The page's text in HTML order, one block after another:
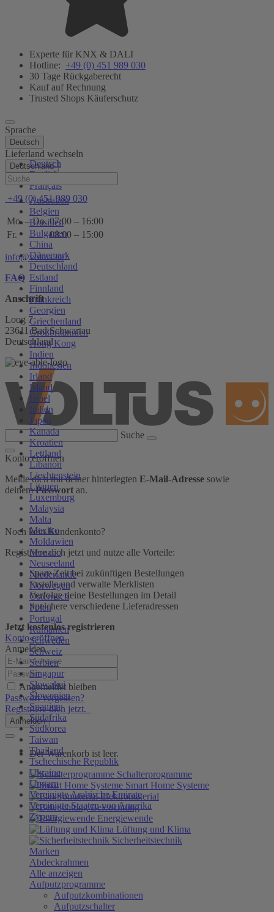
Experte für KNX & DALI
Hotline: +49 (0) 451 989 030
30 Tage Rückgaberecht
Kauf auf Rechnung
Trusted Shops Käuferschutz
Sprache
Deutsch
Deutsch
English
Français
Lieferland wechseln
Deutschland
Australien
Belgien
Brasilien
Bulgarien
China
Dänemark
Deutschland
Estland
Finnland
Frankreich
Georgien
Griechenland
Großbritannien
Hong Kong
Indien
Indonesien
Irland
Island
Israel
Italien
Japan
Kanada
Kroatien
Lettland
Libanon
Liechtenstein
Litauen
Luxemburg
Malaysia
Malta
Mexiko
Moldawien
Monaco
Neuseeland
Niederlande
Norwegen
Österreich
Polen
Portugal
Rumänien
Schweden
Schweiz
Serbien
Singapur
Slowakei
Slowenien
Spanien
Südafrika
Südkorea
Taiwan
Thailand
Tschechische Republik
Ukraine
Ungarn
Vereinigte Arabische Emirate
Vereinigte Staaten von Amerika
Zypern
Hilfe
+49 (0) 451 989 030
Mo. – Do. 07:00 – 16:00
Fr.
08:00 – 15:00
info@voltus.de
FAQ
Anschrift
Loog 7
23611 Bad Schwartau
Deutschland
Suche
Konto eröffnen
Melde dich mit deiner hinterlegten E-Mail-Adresse sowie
deinemPasswort an.
Noch kein Kundenkonto?
Registriere dich jetzt und nutze alle Vorteile:
Spare Zeit bei zukünftigen Bestellungen
Erstelle und verwalte Merklisten
Verfolge deine Bestellungen im Detail
Speichere verschiedene Lieferadressen
Jetzt kostenlos registrieren
Konto eröffnen
Anmelden
Angemeldet bleiben
Passwort vergessen?
Registriere dich jetzt.
Anmelden
Der Warenkorb ist leer.
Schalterprogramme
Smart Home Systeme
Elektromaterial
Beleuchtung
Energiewende
Lüftung und Klima
Sicherheitstechnik
Marken
Abdeckrahmen
Alle anzeigen
Aufputzprogramme
Aufputzkombinationen
Aufputzschalter